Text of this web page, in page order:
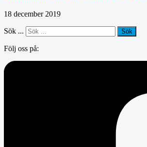
18 december 2019
Sök ... Sök
Följ oss på: